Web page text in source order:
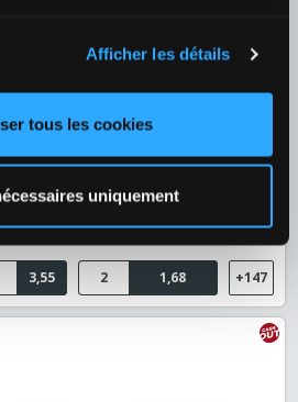
Afficher les détails
tous les cookies
uniquement
3,35 2
3,55 1,68
2 +147